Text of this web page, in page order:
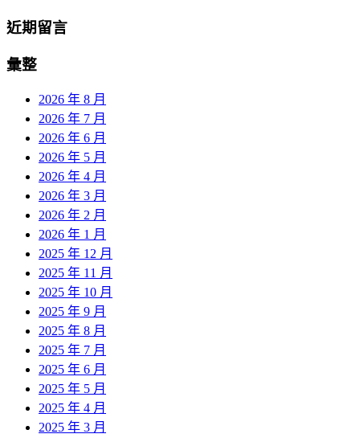
近期留言
彙整
2026 年 8 月
2026 年 7 月
2026 年 6 月
2026 年 5 月
2026 年 4 月
2026 年 3 月
2026 年 2 月
2026 年 1 月
2025 年 12 月
2025 年 11 月
2025 年 10 月
2025 年 9 月
2025 年 8 月
2025 年 7 月
2025 年 6 月
2025 年 5 月
2025 年 4 月
2025 年 3 月